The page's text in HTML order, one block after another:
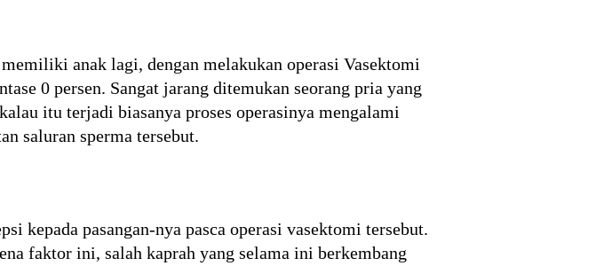
anak lagi, dengan melakukan operasi Vasektomi
0 persen. Sangat jarang ditemukan seorang pria yang
itu terjadi biasanya proses operasinya mengalami
saluran sperma tersebut.
kepada pasangan-nya pasca operasi vasektomi tersebut.
faktor ini, salah kaprah yang selama ini berkembang